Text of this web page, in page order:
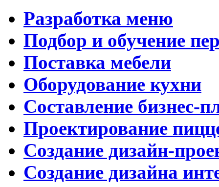
Разработка меню
Подбор и обучение
Поставка мебели
Оборудование кухни
Составление бизнес-
Проектирование
Создание дизайн-
Создание дизайна